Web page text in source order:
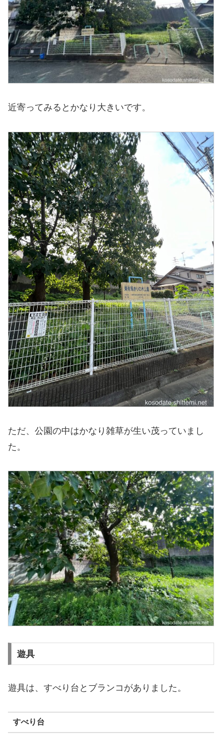
近寄ってみるとかなり大きいです。
ただ、公園の中はかなり雑草が生い茂っていまし
た。
遊具
遊具は、すべり台とブランコがありました。
すべり台